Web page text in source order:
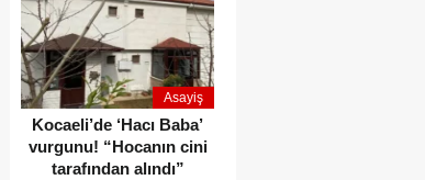
Asayiş
Kocaeli’de ‘Hacı Baba’
vurgunu! “Hocanın cini
tarafından alındı”